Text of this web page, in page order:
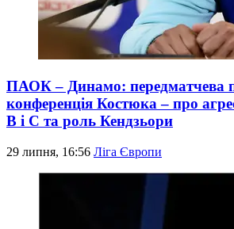
ПАОК – Динамо: передматчева
конференція Костюка – про
В і С та роль Кендзьори
29 липня, 16:56 Ліга Європи